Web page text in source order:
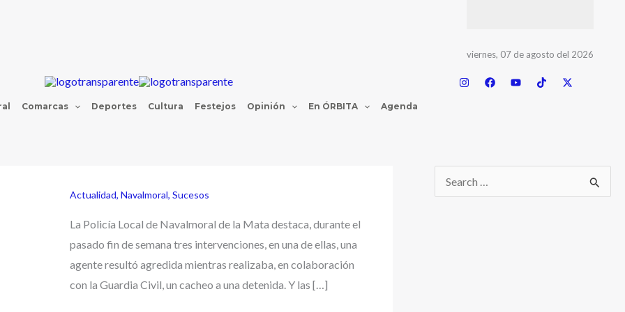
viernes, 07 de agosto del 2026
Comarcas Deportes Cultura Festejos Opinión En ÓRBITA Agenda
Actualidad, Navalmoral, Sucesos
La Policía Local de Navalmoral de la Mata destaca, durante el
pasado fin de semana tres intervenciones, en una de ellas, una
agente resultó agredida mientras realizaba, en colaboración
con la Guardia Civil, un cacheo a una detenida. Y las […]